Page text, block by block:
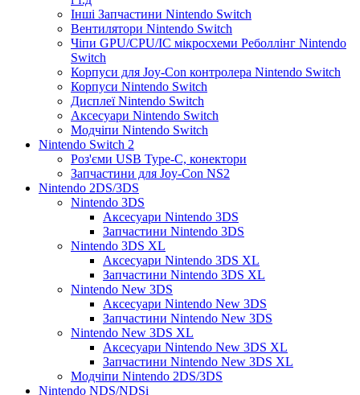
Інші Запчастини Nintendo Switch
Вентилятори Nintendo Switch
Чіпи GPU/CPU/IC мікросхеми Реболлінг Nintendo
Switch
Корпуси для Joy-Con контролера Nintendo Switch
Корпуси Nintendo Switch
Дисплеї Nintendo Switch
Аксесуари Nintendo Switch
Модчіпи Nintendo Switch
Nintendo Switch 2
Роз'єми USB Type-C, конектори
Запчастини для Joy-Con NS2
Nintendo 2DS/3DS
Nintendo 3DS
Аксесуари Nintendo 3DS
Запчастини Nintendo 3DS
Nintendo 3DS XL
Аксесуари Nintendo 3DS XL
Запчастини Nintendo 3DS XL
Nintendo New 3DS
Аксесуари Nintendo New 3DS
Запчастини Nintendo New 3DS
Nintendo New 3DS XL
Аксесуари Nintendo New 3DS XL
Запчастини Nintendo New 3DS XL
Модчіпи Nintendo 2DS/3DS
Nintendo NDS/NDSi